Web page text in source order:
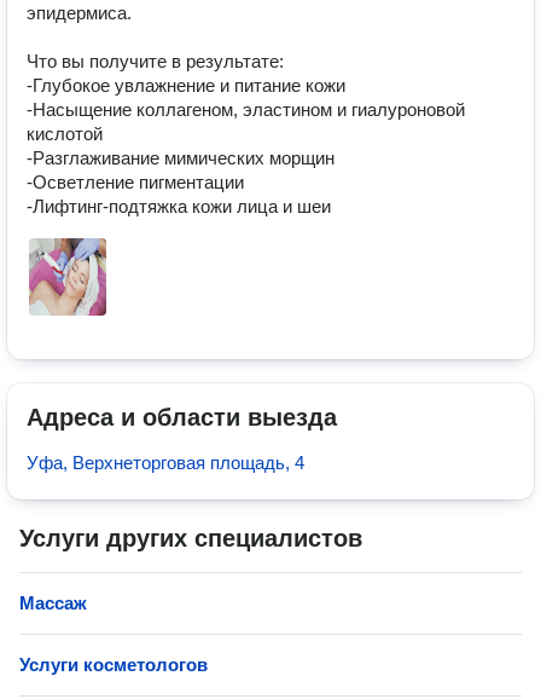
эпидермиса.
Что вы получите в результате:
-Глубокое увлажнение и питание кожи
-Насыщение коллагеном, эластином и гиалуроновой
кислотой
-Разглаживание мимических морщин
-Осветление пигментации
-Лифтинг-подтяжка кожи лица и шеи
Адреса и области выезда
Уфа, Верхнеторговая площадь, 4
Услуги других специалистов
Массаж
Услуги косметологов